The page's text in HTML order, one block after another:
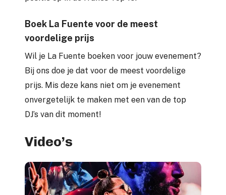
Boek La Fuente voor de meest
voordelige prijs
Wil je La Fuente boeken voor jouw evenement?
Bij ons doe je dat voor de meest voordelige
prijs. Mis deze kans niet om je evenement
onvergetelijk te maken met een van de top
DJ’s van dit moment!
Video’s
Play Video